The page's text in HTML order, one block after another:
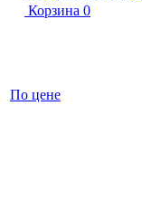
Корзина 0
По цене